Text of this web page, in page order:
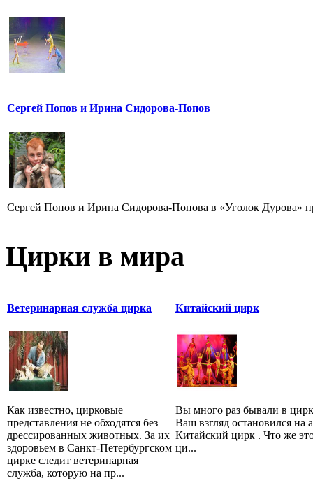
Сергей Попов и Ирина Сидорова-Попов
Сергей Попов и Ирина Сидорова-Попова в «Уголок Дурова»
Цирки в мира
Ветеринарная служба цирка
Как известно, цирковые
представления не обходятся без
дрессированных животных. За их
здоровьем в Санкт-Петербургском
цирке следит ветеринарная
служба, которую на пр...
Китайский цирк
Вы много раз бывали в
Ваш взгляд остановился на
Китайский цирк . Что же
ци...